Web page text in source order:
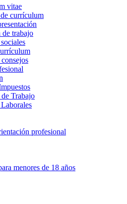
vitae
currículum
de trabajo
Trabajo
profesional
menores de 18 años